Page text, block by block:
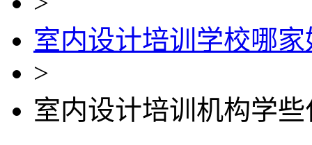
室内设计培训学校哪家
>
室内设计培训机构学些